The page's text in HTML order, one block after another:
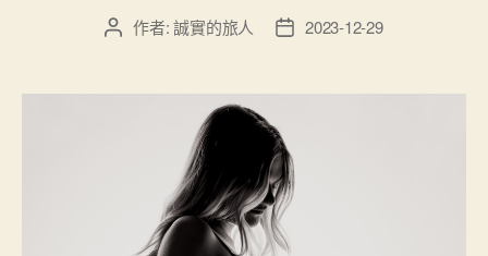
文
者
作者:誠實的旅人
文
期
2023-12-29